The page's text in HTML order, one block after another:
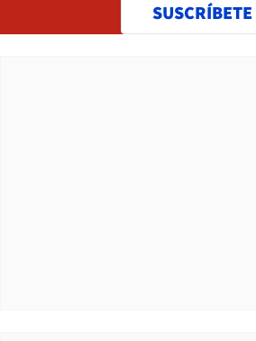
SUSCRÍBETE